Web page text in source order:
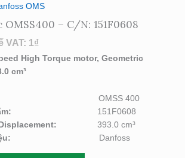
OMS
– C/N: 151F0608
VAT: 1₫
High Torque motor, Geometric
cm³
OMSS 400
phẩm: 151F0608
Displacement:
393.0 cm³
hiệu:
Danfoss